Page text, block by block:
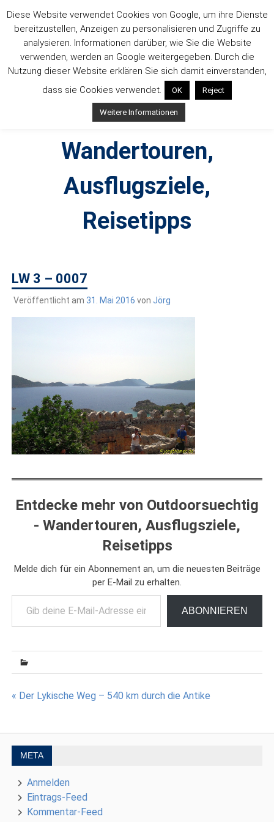
Inhalt
springen
Outdoorsuechtig –
Wandertouren,
Ausflugsziele,
Reisetipps
draußen sind. In Deutschland und überall!
LW 3 – 0007
Veröffentlicht am 31. Mai 2016 von Jörg
Entdecke mehr von Outdoorsuechtig
- Wandertouren, Ausflugsziele,
Reisetipps
Melde dich für ein Abonnement an, um die neuesten Beiträge
per E-Mail zu erhalten.
Gib deine E-Mail-Adresse ein ...
ABONNIEREN
Beitragsnavigation
« Der Lykische Weg – 540 km durch die Antike
META
Anmelden
Eintrags-Feed
Kommentar-Feed
Diese Website verwendet Cookies von Google, um ihre Dienste
bereitzustellen, Anzeigen zu personalisieren und Zugriffe zu
analysieren. Informationen darüber, wie Sie die Website
verwenden, werden an Google weitergegeben. Durch die
Nutzung dieser Website erklären Sie sich damit einverstanden,
dass sie Cookies verwendet.
OK Reject
Weitere Informationen